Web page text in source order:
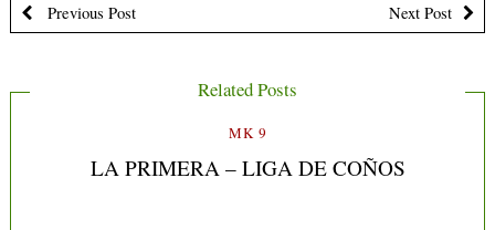
Previous Post Next Post
Related Posts
MK 9
LA PRIMERA – LIGA DE COÑOS